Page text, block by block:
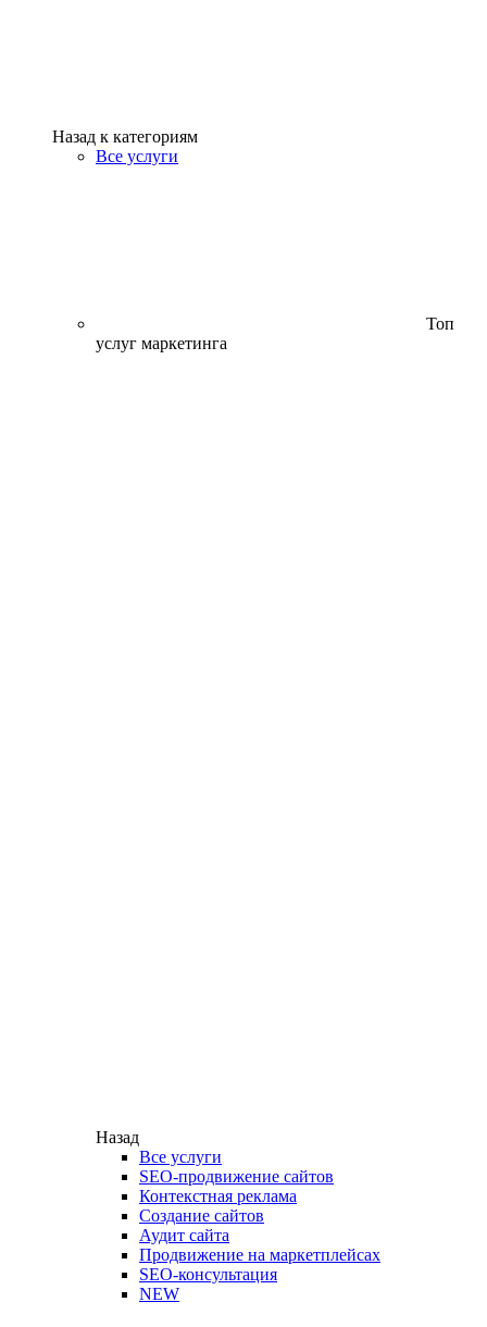
Назад к категориям
Все услуги
Топ
услуг маркетинга
Назад
Все услуги
SEO-продвижение сайтов
Контекстная реклама
Создание сайтов
Аудит сайта
Продвижение на маркетплейсах
SEO-консультация
NEW